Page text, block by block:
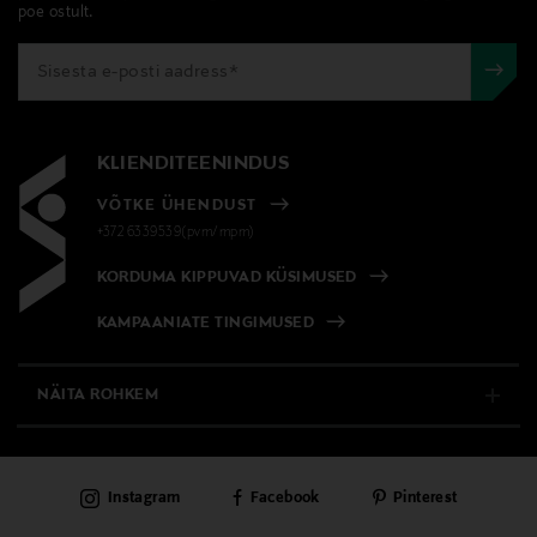
poe ostult.
KLIENDITEENINDUS
VÕTKE ÜHENDUST
+372 6339539(pvm/mpm)
KORDUMA KIPPUVAD KÜSIMUSED
KAMPAANIATE TINGIMUSED
NÄITA ROHKEM
PÜSIKLIENDITEENINDUS
Instagram Facebook Pinterest